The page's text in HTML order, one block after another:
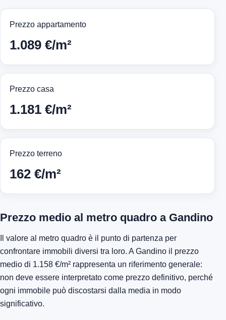
Prezzo appartamento
1.089 €/m²
Prezzo casa
1.181 €/m²
Prezzo terreno
162 €/m²
Prezzo medio al metro quadro a Gandino
Il valore al metro quadro è il punto di partenza per
confrontare immobili diversi tra loro. A Gandino il prezzo
medio di 1.158 €/m² rappresenta un riferimento generale:
non deve essere interpretato come prezzo definitivo, perché
ogni immobile può discostarsi dalla media in modo
significativo.